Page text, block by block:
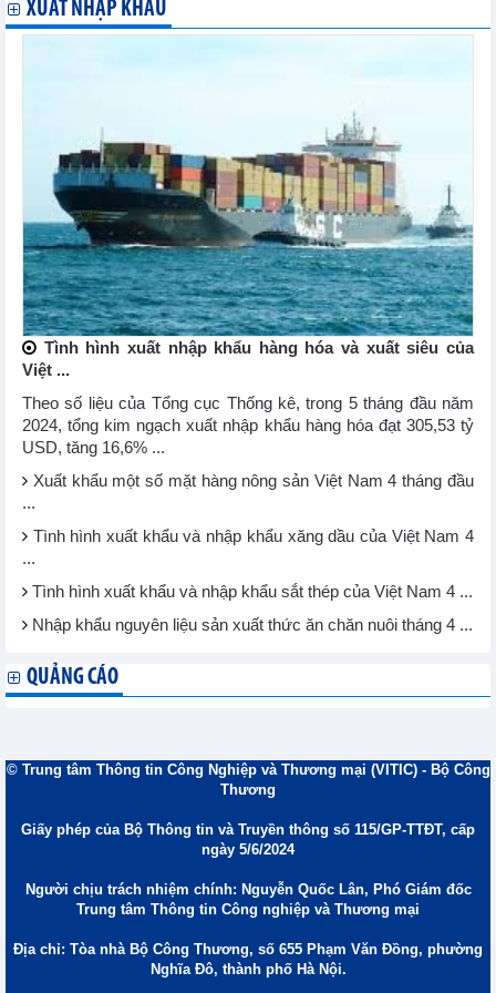
XUẤT NHẬP KHẨU
Tình hình xuất nhập khẩu hàng hóa và xuất siêu của
Việt ...
Theo số liệu của Tổng cục Thống kê, trong 5 tháng đầu năm
2024, tổng kim ngạch xuất nhập khẩu hàng hóa đạt 305,53 tỷ
USD, tăng 16,6% ...
Xuất khẩu một số mặt hàng nông sản Việt Nam 4 tháng đầu
...
Tình hình xuất khẩu và nhập khẩu xăng dầu của Việt Nam 4
...
Tình hình xuất khẩu và nhập khẩu sắt thép của Việt Nam 4 ...
Nhập khẩu nguyên liệu sản xuất thức ăn chăn nuôi tháng 4 ...
QUẢNG CÁO
© Trung tâm Thông tin Công Nghiệp và Thương mại (VITIC) - Bộ Công
Thương
Giấy phép của Bộ Thông tin và Truyền thông số 115/GP-TTĐT, cấp
ngày 5/6/2024
Người chịu trách nhiệm chính: Nguyễn Quốc Lân, Phó Giám đốc
Trung tâm Thông tin Công nghiệp và Thương mại
Địa chỉ: Tòa nhà Bộ Công Thương, số 655 Phạm Văn Đồng, phường
Nghĩa Đô, thành phố Hà Nội.